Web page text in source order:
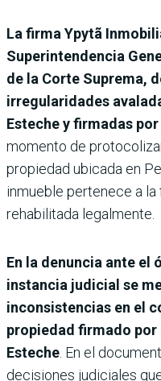
La firma Ypytã
Superintendencia
de la Corte Suprema,
irregularidades
Esteche y firmadas
momento de
propiedad ubicada en
inmueble pertenece a la
rehabilitada legalmente.
En la denuncia ante el
instancia judicial se
inconsistencias en el
propiedad firmado por
Esteche. En el
decisiones judiciales